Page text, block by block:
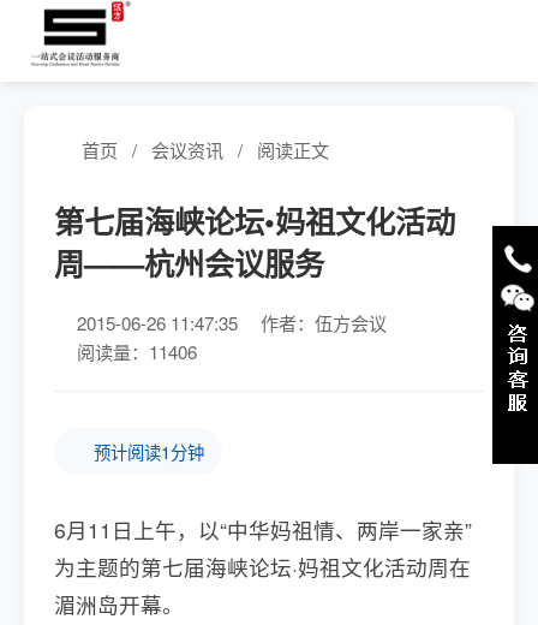
首页 / 会议资讯 / 阅读正文
第七届海峡论坛•妈祖文化活动
周——杭州会议服务
2015-06-26 11:47:35
作者：伍方会议
阅读量：11406
预计阅读1分钟
6月11日上午，以“中华妈祖情、两岸一家亲”
为主题的第七届海峡论坛·妈祖文化活动周在
湄洲岛开幕。